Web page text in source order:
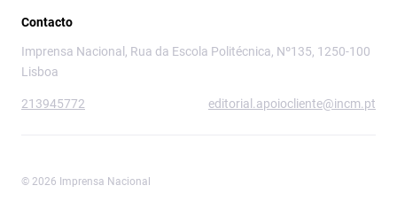
Contacto
Imprensa Nacional, Rua da Escola Politécnica, Nº135, 1250-100
Lisboa
213945772 editorial.apoiocliente@incm.pt
© 2026 Imprensa Nacional